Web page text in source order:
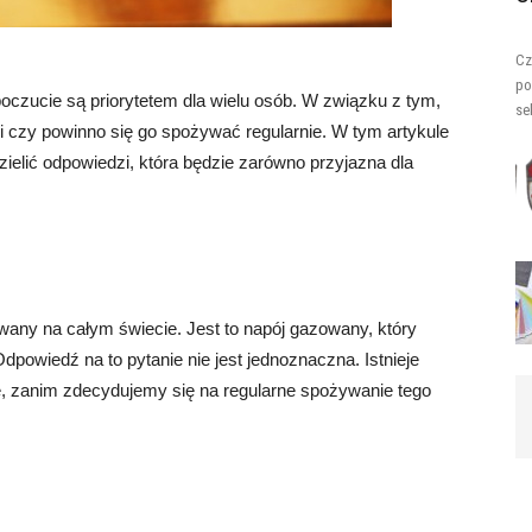
są priorytetem dla wielu osób. W związku z tym,
powinno się go spożywać regularnie. W tym artykule
odpowiedzi, która będzie zarówno przyjazna dla
na całym świecie. Jest to napój gazowany, który
na to pytanie nie jest jednoznaczna. Istnieje
zdecydujemy się na regularne spożywanie tego